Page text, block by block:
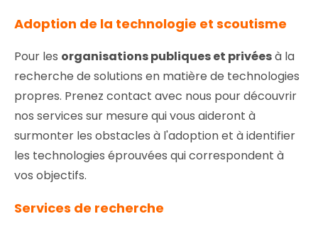
Adoption de la technologie et scoutisme
Pour les organisations publiques et privéesà la
recherche de solutions en matière de technologies
propres. Prenez contact avec nous pour découvrir
nos services sur mesure qui vous aideront à
surmonter les obstacles à l'adoption et à identifier
les technologies éprouvées qui correspondent à
vos objectifs.
Services de recherche